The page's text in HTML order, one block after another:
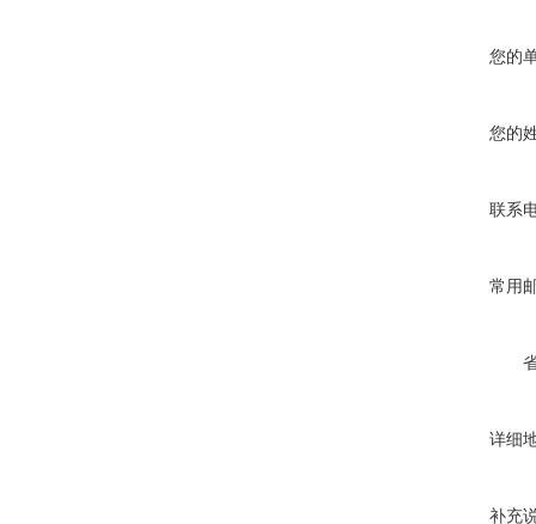
您的
您的
联系
常用
详细
补充